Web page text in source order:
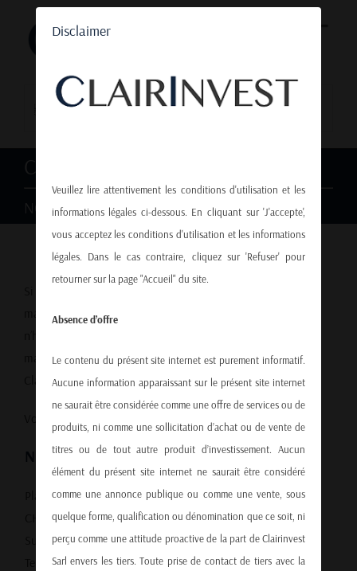
contenu
Aller à...
NOUS SOMMES A VOTRE DISPOSITION
Si vous souhaitez discuter davantage de notre vision du
marché ou si vous avez des questions sur Clairinvest,
mail donnée ci-dessous ou par le formulaire Contact
Clairinvest en bas de page.
NOS BUREAUX
Place du Molard 9
CH-1204 Genève
Suisse
Tel. +41 (0)22 786 00 48
Disclaimer
Veuillez lire attentivement les conditions d'utilisation et les
informations légales ci-dessous. En cliquant sur 'J'accepte',
vous acceptez les conditions d'utilisation et les informations
légales. Dans le cas contraire, cliquez sur 'Refuser' pour
retourner sur la page "Accueil" du site.
Absence d’offre
Le contenu du présent site internet est purement informatif.
Aucune information apparaissant sur le présent site internet
ne saurait être considérée comme une offre de services ou de
produits, ni comme une sollicitation d’achat ou de vente de
titres ou de tout autre produit d’investissement. Aucun
élément du présent site internet ne saurait être considéré
comme une annonce publique ou comme une vente, sous
quelque forme, qualification ou dénomination que ce soit, ni
perçu comme une attitude proactive de la part de Clairinvest
Sarl envers les tiers. Toute prise de contact de tiers avec la